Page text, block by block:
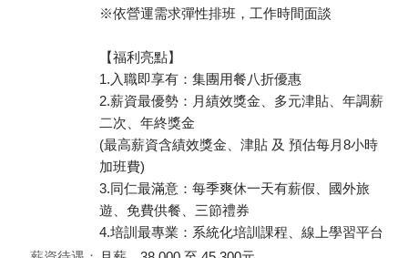
※依營運需求彈性排班，工作時間面談
【福利亮點】
1.入職即享有：集團用餐八折優惠
2.薪資最優勢：月績效獎金、多元津貼、年調薪
二次、年終獎金
(最高薪資含績效獎金、津貼 及 預估每月8小時
加班費)
3.同仁最滿意：每季爽休一天有薪假、國外旅
遊、免費供餐、三節禮券
4.培訓最專業：系統化培訓課程、線上學習平台